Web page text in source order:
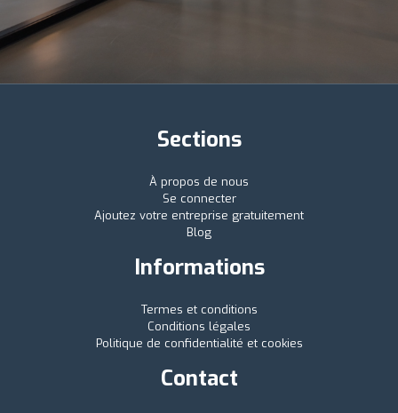
Sections
À propos de nous
Se connecter
Ajoutez votre entreprise gratuitement
Blog
Informations
Termes et conditions
Conditions légales
Politique de confidentialité et cookies
Contact